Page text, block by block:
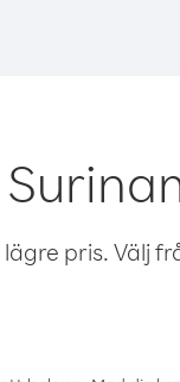
pris. Välj